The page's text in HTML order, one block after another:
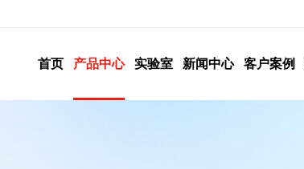
首页 产品中心 实验室 新闻中心 客户案例